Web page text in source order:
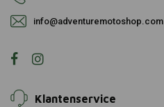
info@adventuremotoshop.com
Klantenservice